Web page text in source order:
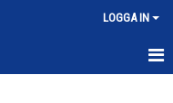
LOGGA IN